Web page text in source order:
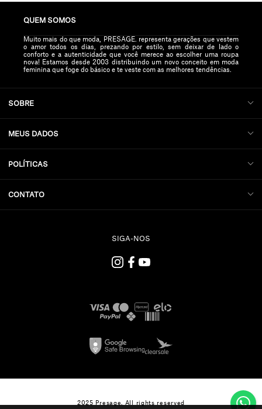
SOBRE
MEUS DADOS
POLÍTICAS
CONTATO
QUEM SOMOS
Muito mais do que moda, PRESAGE. representa gerações que vestem
o amor todos os dias, prezando por estilo, sem deixar de lado o
conforto e a autenticidade que você merece ao escolher uma roupa
nova! Estamos desde 2003 distribuindo um novo conceito em moda
feminina que foge do básico e te veste com as melhores tendências.
SIGA-NOS
2025 Presage. All rights reserved